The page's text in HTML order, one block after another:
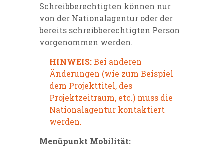
Schreibberechtigten können nur
von der Nationalagentur oder der
bereits schreibberechtigten Person
vorgenommen werden.
HINWEIS:Bei anderen
Änderungen (wie zum Beispiel
dem Projekttitel, des
Projektzeitraum, etc.) muss die
Nationalagentur kontaktiert
werden.
Menüpunkt Mobilität: